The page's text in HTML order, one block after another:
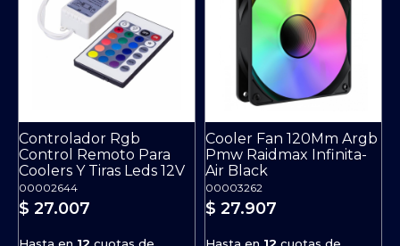
Controlador Rgb
Control Remoto Para
Coolers Y Tiras Leds 12V
00002644
$ 27.007
Hasta en 12 cuotas de
Cooler Fan 120Mm Argb
Pmw Raidmax Infinita-
Air Black
00003262
$ 27.907
Hasta en 12 cuotas de